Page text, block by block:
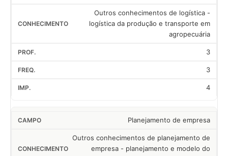
Outros conhecimentos de logística -
logística da produção e transporte em
agropecuária
3
3
4
Planejamento de empresa
Outros conhecimentos de planejamento de
empresa - planejamento e modelo do